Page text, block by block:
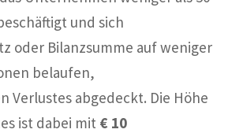
und sich
oder Bilanzsumme auf weniger
belaufen,
Verlustes abgedeckt. Die Höhe
ist dabei mit € 10